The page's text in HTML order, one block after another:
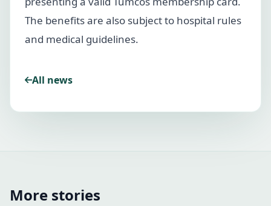
The benefits are also subject to hospital rules
and medical guidelines.
All news
More stories